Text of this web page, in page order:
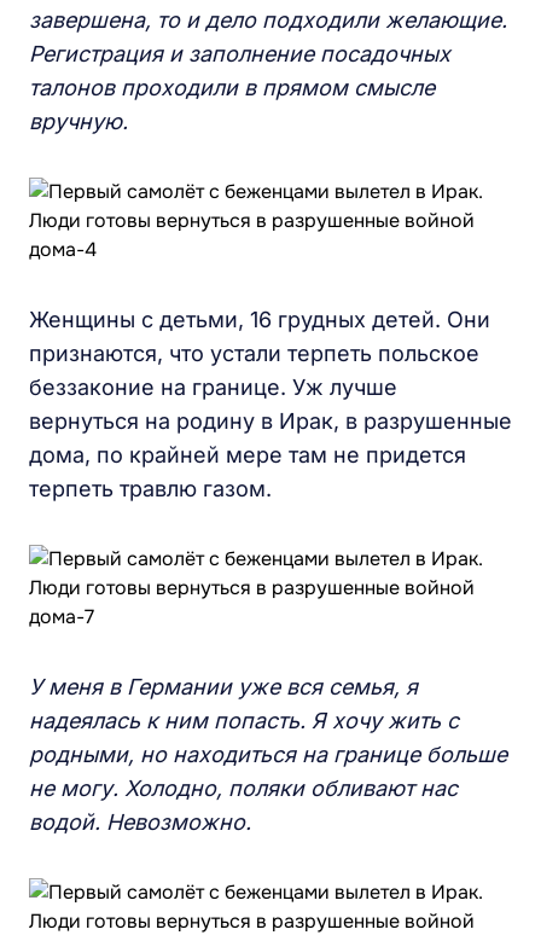
завершена, то и дело подходили желающие.
Регистрация и заполнение посадочных
талонов проходили в прямом смысле
вручную.
Женщины с детьми, 16 грудных детей. Они
признаются, что устали терпеть польское
беззаконие на границе. Уж лучше
вернуться на родину в Ирак, в разрушенные
дома, по крайней мере там не придется
терпеть травлю газом.
У меня в Германии уже вся семья, я
надеялась к ним попасть. Я хочу жить с
родными, но находиться на границе больше
не могу. Холодно, поляки обливают нас
водой. Невозможно.